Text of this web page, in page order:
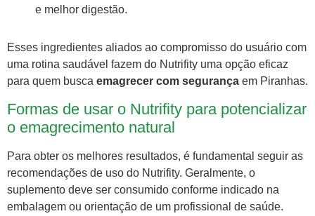
e melhor digestão.
Esses ingredientes aliados ao compromisso do usuário com
uma rotina saudável fazem do Nutrifity uma opção eficaz
para quem busca emagrecer com segurança em Piranhas.
Formas de usar o Nutrifity para potencializar
o emagrecimento natural
Para obter os melhores resultados, é fundamental seguir as
recomendações de uso do Nutrifity. Geralmente, o
suplemento deve ser consumido conforme indicado na
embalagem ou orientação de um profissional de saúde.